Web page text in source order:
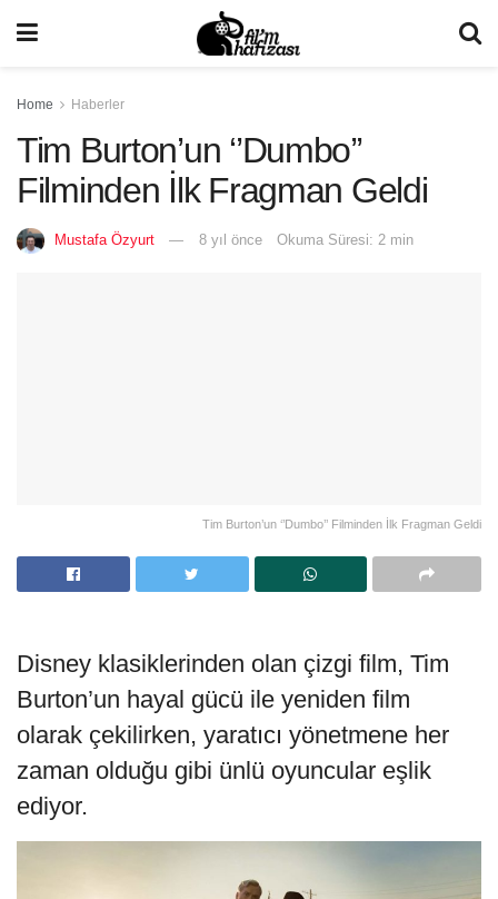
Home Haberler
Tim Burton’un ‘’Dumbo’’
Filminden İlk Fragman Geldi
Mustafa Özyurt 8 yıl önce Okuma Süresi: 2 min
Tim Burton’un ‘’Dumbo’’ Filminden İlk Fragman Geldi
Disney klasiklerinden olan çizgi film, Tim
Burton’un hayal gücü ile yeniden film
olarak çekilirken, yaratıcı yönetmene her
zaman olduğu gibi ünlü oyuncular eşlik
ediyor.